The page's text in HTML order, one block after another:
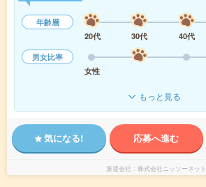
年齢層
20代
30代 40代
男女比率
女性
もっと見る
気になる! 応募へ進む
派遣会社 株式会社ニッソーネット